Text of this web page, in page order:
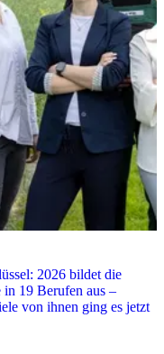
2026 bildet die
19 Berufen aus –
von ihnen ging es jetzt